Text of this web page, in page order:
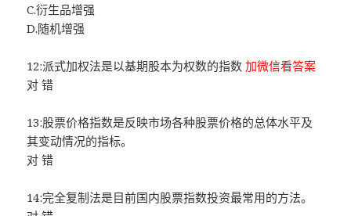
C.衍生品增强
D.随机增强
12:派式加权法是以基期股本为权数的指数加微信看答案
对 错
13:股票价格指数是反映市场各种股票价格的总体水平及
其变动情况的指标。
对 错
14:完全复制法是目前国内股票指数投资最常用的方法。